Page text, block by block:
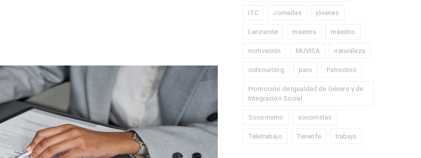
ITC Jornadas jóvenes
Lanzarote maestra maestro
motivación MUVISA naturaleza
outsourcing paro Patrocinio
Promoción de Igualdad de Género y de
Integración Social
Socorrismo socorristas
Teletrabajo Tenerife trabajo